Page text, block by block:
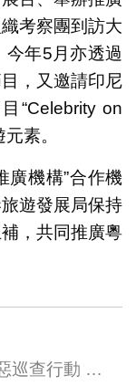
考察團到訪大
今年5月亦透過
，又邀請印尼
“Celebrity on
素。
廣機構”合作機
遊發展局保持
，共同推廣粵
巡查行動 維